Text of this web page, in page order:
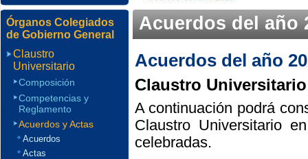
Acuerdos del año
Acuerdos del año
Claustro Universitario
A continuación podrá
Claustro Universitario
celebradas.
Órganos Colegiados
de Gobierno General
Claustro
Universitario
Composición
Competencias y
Reglamento
Acuerdos y Actas
Acuerdos
Actas